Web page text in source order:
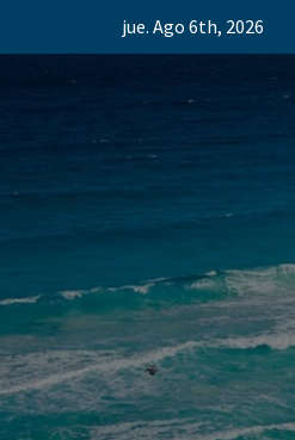
jue. Ago 6th, 2026